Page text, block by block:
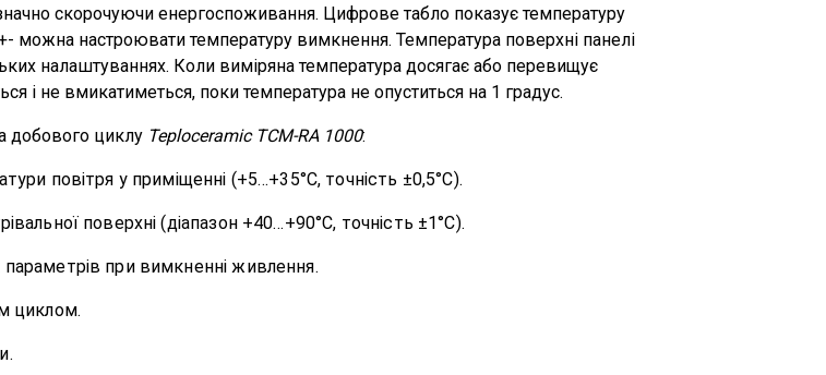
скорочуючи енергоспоживання. Цифрове табло показує температуру
можна настроювати температуру вимкнення. Температура поверхні панелі
налаштуваннях. Коли виміряна температура досягає або перевищує
і не вмикатиметься, поки температура не опуститься на 1 градус.
добового циклу Teploceramic TCM-RA 1000:
повітря у приміщенні (+5…+35°C, точність ±0,5°C).
поверхні (діапазон +40…+90°C, точність ±1°C).
при вимкненні живлення.
циклом.